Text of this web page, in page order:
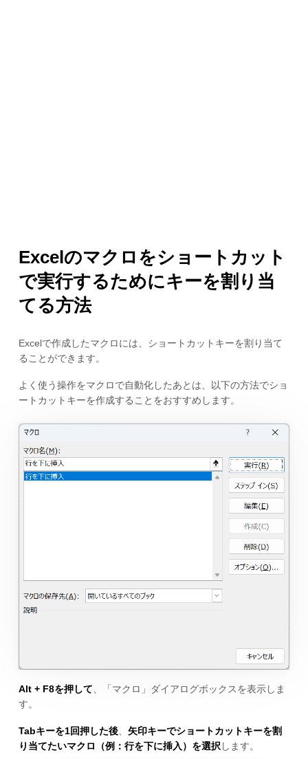
Excelのマクロをショートカット
で実行するためにキーを割り当
てる方法
Excelで作成したマクロには、ショートカットキーを割り当て
ることができます。
よく使う操作をマクロで自動化したあとは、以下の方法でショ
ートカットキーを作成することをおすすめします。
Alt + F8を押して、「マクロ」ダイアログボックスを表示しま
す。
Tabキーを1回押した後、 矢印キーでショートカットキーを割
り当てたいマクロ（例：行を下に挿入）を選択 します。